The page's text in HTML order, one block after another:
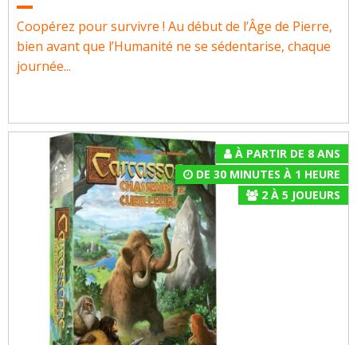
Coopérez pour survivre ! Au début de l’Âge de Pierre,
bien avant que l’Humanité ne se sédentarise, chaque
journée...
À PARTIR DE 8 ANS
DE 30 MINUTES À 1 HEURE
2À 5 JOUEURS